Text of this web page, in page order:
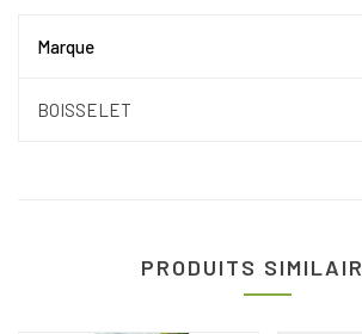
Marque
BOISSELET
PRODUITS